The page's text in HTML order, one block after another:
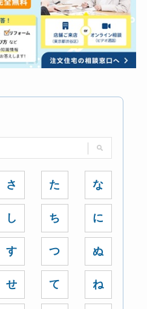
さ
し
す
せ
た
ち
つ
て
な
に
ぬ
ね